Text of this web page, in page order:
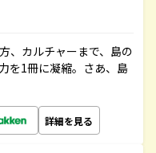
、カルチャーまで、島の
を1冊に凝縮。さあ、島
詳細を見る